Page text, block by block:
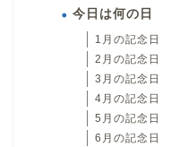
今日は何の日
1月の記念日
2月の記念日
3月の記念日
4月の記念日
5月の記念日
6月の記念日